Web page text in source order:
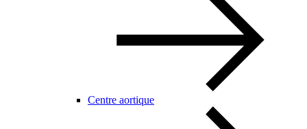
Centre aortique